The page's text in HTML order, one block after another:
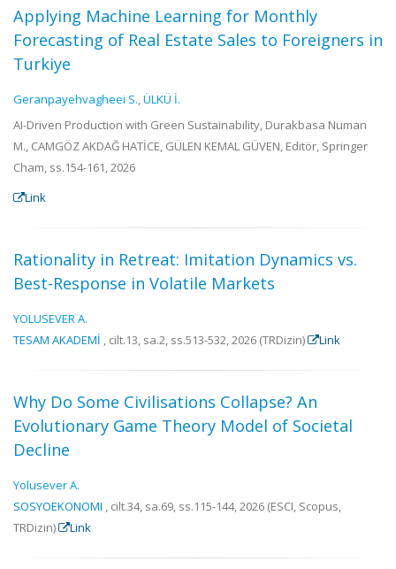
Applying Machine Learning for Monthly
Forecasting of Real Estate Sales to Foreigners in
Turkiye
Geranpayehvagheei S.,ÜLKÜ İ.
AI-Driven Production with Green Sustainability, Durakbasa Numan
M., CAMGÖZ AKDAĞ HATİCE, GÜLEN KEMAL GÜVEN, Editör, Springer
Cham, ss.154-161, 2026
Link
Rationality in Retreat: Imitation Dynamics vs.
Best-Response in Volatile Markets
YOLUSEVER A.
TESAM AKADEMİ , cilt.13, sa.2, ss.513-532, 2026 (TRDizin) Link
Why Do Some Civilisations Collapse? An
Evolutionary Game Theory Model of Societal
Decline
Yolusever A.
SOSYOEKONOMI , cilt.34, sa.69, ss.115-144, 2026 (ESCI, Scopus,
TRDizin)
Link